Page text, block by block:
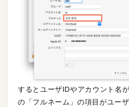
するとユーザIDやアカウント名
の「フルネーム」の項目がユー